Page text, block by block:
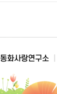
동화사랑연구소